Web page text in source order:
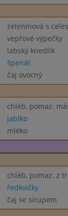
zeleninová s
vepřové výpečky
labský knedlík
špenát
čaj ovocný
chléb, pomaz.
jablko
mléko
chléb, pomaz. z
ředkvičky
čaj se sirupem